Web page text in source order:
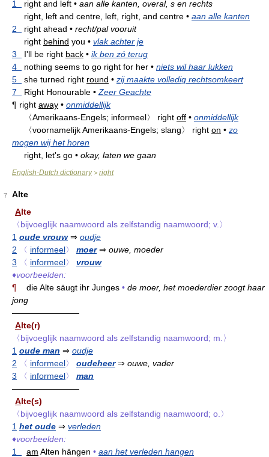
1
right and left • aan alle kanten, overal, s en rechts
right, left and centre, left, right, and centre • aan alle kanten
2
right ahead • recht/pal vooruit
right behind you • vlak achter je
3
I'll be right back • ik ben zó terug
4
nothing seems to go right for her • niets wil haar lukken
5
she turned right round • zij maakte volledig rechtsomkeert
7
Right Honourable • Zeer Geachte
¶ right away • onmiddellijk
〈Amerikaans-Engels; informeel〉 right off • onmiddellijk
〈voornamelijk Amerikaans-Engels; slang〉 right on • zo
mogen wij het horen
right, let's go • okay, laten we gaan
English-Dutch dictionary> right
7
Alte
Alte
〈bijvoeglijk naamwoord als zelfstandig naamwoord; v.〉
1 oude vrouw⇒ oudje
2
〈 informeel〉 moer⇒ ouwe, moeder
3
〈 informeel〉
vrouw
♦voorbeelden:
¶
die Alte säugt ihr Junges • de moer, het moederdier zoogt haar
jong
————————
Alte(r)
〈bijvoeglijk naamwoord als zelfstandig naamwoord; m.〉
1 oude man ⇒ oudje
2
〈 informeel〉 oudeheer⇒ ouwe, vader
3
〈 informeel〉
man
————————
Alte(s)
〈bijvoeglijk naamwoord als zelfstandig naamwoord; o.〉
1 het oude ⇒ verleden
♦voorbeelden:
1
am Alten hängen • aan het verleden hangen